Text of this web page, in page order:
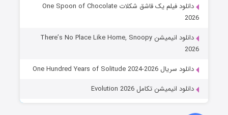
دانلود فیلم یک قاشق شکلات One Spoon of Chocolate
2026
دانلود انیمیشن There’s No Place Like Home, Snoopy
2026
دانلود سریال One Hundred Years of Solitude 2024-2026
دانلود انیمیشن تکامل Evolution 2026